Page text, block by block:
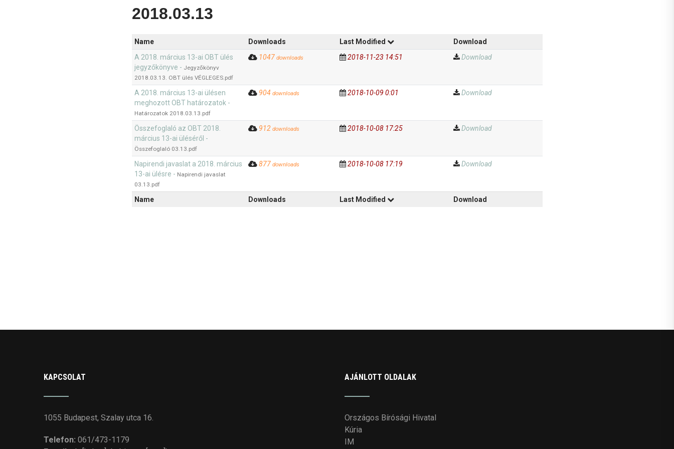
2018.03.13
Name Downloads Last Modified Download
Name Downloads Last Modified Download
A 2018. március 13-ai OBT ülés
jegyzőkönyve - Jegyzőkönyv
2018.03.13. OBT ülés VÉGLEGES.pdf
1047 downloads 2018-11-23 14:51 Download
A 2018. március 13-ai ülésen
meghozott OBT határozatok -
Határozatok 2018.03.13.pdf
904 downloads 2018-10-09 0:01 Download
Összefoglaló az OBT 2018.
március 13-ai üléséről -
Összefoglaló 03.13.pdf
912 downloads 2018-10-08 17:25 Download
Napirendi javaslat a 2018. március
13-ai ülésre - Napirendi javaslat
03.13.pdf
877 downloads 2018-10-08 17:19 Download
KAPCSOLAT
1055 Budapest, Szalay utca 16.
Telefon: 061/473-1179
AJÁNLOTT OLDALAK
Országos Bírósági Hivatal
Kúria
IM